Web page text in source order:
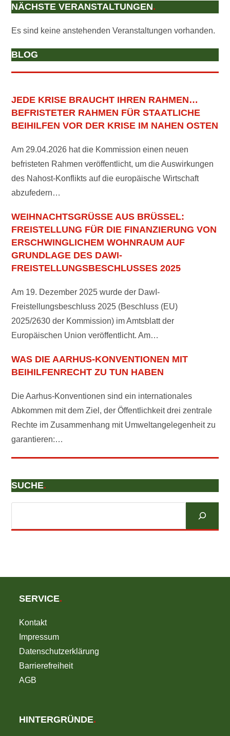
NÄCHSTE VERANSTALTUNGEN.
Es sind keine anstehenden Veranstaltungen vorhanden.
BLOG
JEDE KRISE BRAUCHT IHREN RAHMEN…
BEFRISTETER RAHMEN FÜR STAATLICHE
BEIHILFEN VOR DER KRISE IM NAHEN OSTEN
Am 29.04.2026 hat die Kommission einen neuen
befristeten Rahmen veröffentlicht, um die Auswirkungen
des Nahost-Konflikts auf die europäische Wirtschaft
abzufedern…
WEIHNACHTSGRÜSSE AUS BRÜSSEL: F
REISTELLUNG FÜR DIE FINANZIERUNG VON E
RSCHWINGLICHEM WOHNRAUM AUF G
RUNDLAGE DES DAWI-F
REISTELLUNGSBESCHLUSSES 2025
Am 19. Dezember 2025 wurde der DawI-
Freistellungsbeschluss 2025 (Beschluss (EU)
2025/2630 der Kommission) im Amtsblatt der
Europäischen Union veröffentlicht. Am…
WAS DIE AARHUS-KONVENTIONEN MIT
BEIHILFENRECHT ZU TUN HABEN
Die Aarhus-Konventionen sind ein internationales
Abkommen mit dem Ziel, der Öffentlichkeit drei zentrale
Rechte im Zusammenhang mit Umweltangelegenheit zu
garantieren:…
SUCHE.
SERVICE.
Kontakt
Impressum
Datenschutzerklärung
Barrierefreiheit
AGB
HINTERGRÜNDE.